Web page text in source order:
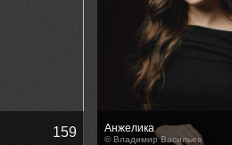
159 Анжелика
© Владимир Васильев